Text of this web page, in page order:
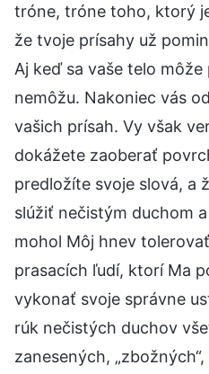
tróne, tróne toho, ktorý
že tvoje prísahy už
Aj keď sa vaše telo
nemôžu. Nakoniec vás
vašich prísah. Vy však
dokážete zaoberať
predložíte svoje slová, a
slúžiť nečistým duchom
mohol Môj hnev
prasacích ľudí, ktorí Ma
vykonať svoje správne
rúk nečistých duchov
zanesených,